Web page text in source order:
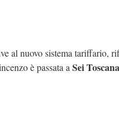
al nuovo sistema tariffario,
è passata a Sei